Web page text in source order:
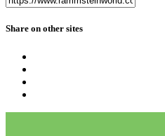
Share on other sites